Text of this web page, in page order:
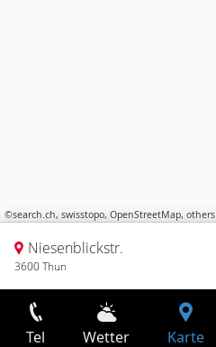
©search.ch, swisstopo, OpenStreetMap, others
Niesenblickstr.
3600 Thun
Tel Wetter Karte